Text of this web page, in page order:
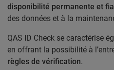
disponibilité permanente et
des données et à la
QAS ID Check se caractérise
en offrant la possibilité à
règles de vérification.